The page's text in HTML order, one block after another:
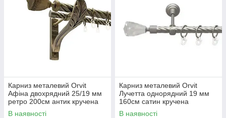
Карниз металевий Orvit
Афіна двохрядний 25/19 мм
ретро 200см антик кручена
В наявності
Карниз металевий Orvit
Лучетта однорядний 19 мм
160см сатин кручена
В наявності